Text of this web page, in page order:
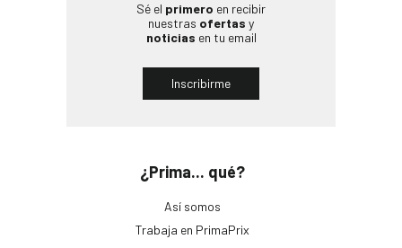
¿Prima... qué?
Así somos
Trabaja en PrimaPrix
Sé el primero en recibir
nuestras ofertas y
noticias en tu email
Inscribirme